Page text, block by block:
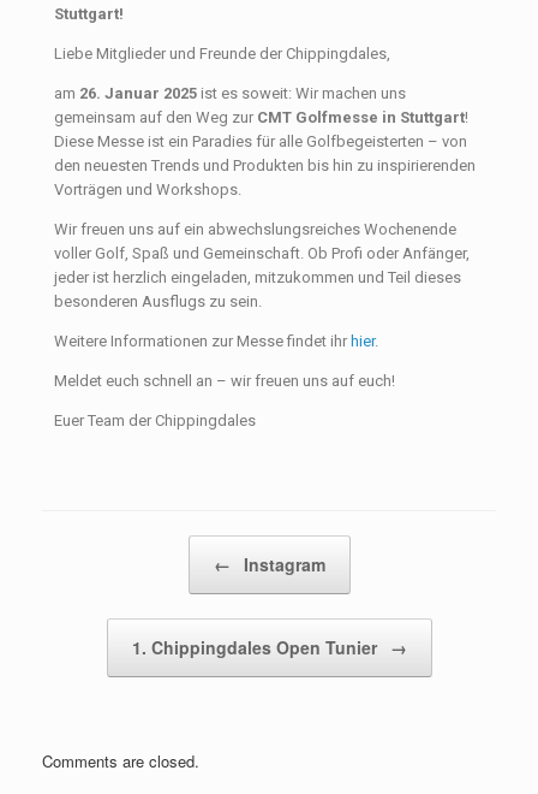
Stuttgart!
Liebe Mitglieder und Freunde der Chippingdales,
am 26. Januar 2025 ist es soweit: Wir machen uns
gemeinsam auf den Weg zur CMT Golfmesse in Stuttgart!
Diese Messe ist ein Paradies für alle Golfbegeisterten – von
den neuesten Trends und Produkten bis hin zu inspirierenden
Vorträgen und Workshops.
Wir freuen uns auf ein abwechslungsreiches Wochenende
voller Golf, Spaß und Gemeinschaft. Ob Profi oder Anfänger,
jeder ist herzlich eingeladen, mitzukommen und Teil dieses
besonderen Ausflugs zu sein.
Weitere Informationen zur Messe findet ihr hier.
Meldet euch schnell an – wir freuen uns auf euch!
Euer Team der Chippingdales
← Instagram
1. Chippingdales Open Tunier →
Comments are closed.